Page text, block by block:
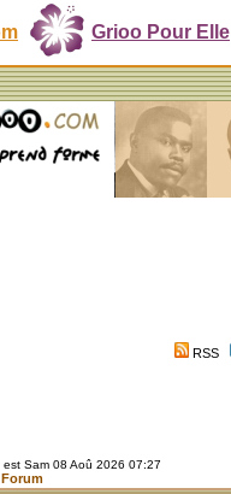
Grioo Pour Elle
RSS
Sam 08 Aoû 2026 07:27